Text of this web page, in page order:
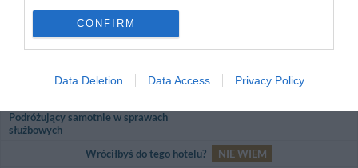
CONFIRM
Data Deletion Data Access Privacy Policy
Wróciłbyś do tego hotelu?
TAK
Podróżujący samotnie w sprawach
służbowych
9.4
Wróciłbyś do tego hotelu?
NIE WIEM